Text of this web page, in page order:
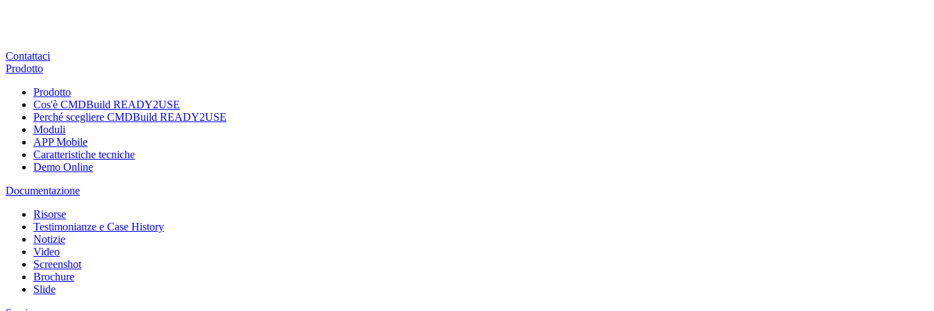
Contattaci
Prodotto
Prodotto
Cos'è CMDBuild READY2USE
Perché scegliere CMDBuild READY2USE
Moduli
APP Mobile
Caratteristiche tecniche
Demo Online
Documentazione
Risorse
Testimonianze e Case History
Notizie
Video
Screenshot
Brochure
Slide